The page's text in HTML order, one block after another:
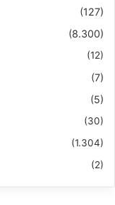
(127)
(8.300)
(12)
(7)
(5)
(30)
(1.304)
(2)